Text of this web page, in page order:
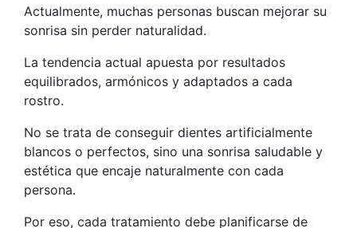
Actualmente, muchas personas buscan mejorar su
sonrisa sin perder naturalidad.
La tendencia actual apuesta por resultados
equilibrados, armónicos y adaptados a cada
rostro.
No se trata de conseguir dientes artificialmente
blancos o perfectos, sino una sonrisa saludable y
estética que encaje naturalmente con cada
persona.
Por eso, cada tratamiento debe planificarse de